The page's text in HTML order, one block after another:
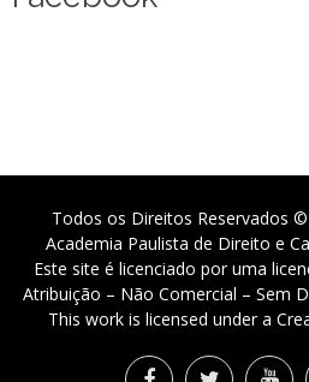
Todos os Direitos Reservados
Academia Paulista de Direito e
Este site é licenciado por uma
Atribuição – Não Comercial – Sem
This work is licensed under a